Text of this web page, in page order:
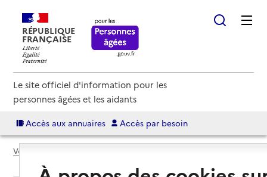
RÉPUBLIQUE
FRANÇAISE
Le site officiel d'information pour les
personnes âgées et les aidants
Accès aux annuaires Accès par besoin
Voir le fil d’Ariane